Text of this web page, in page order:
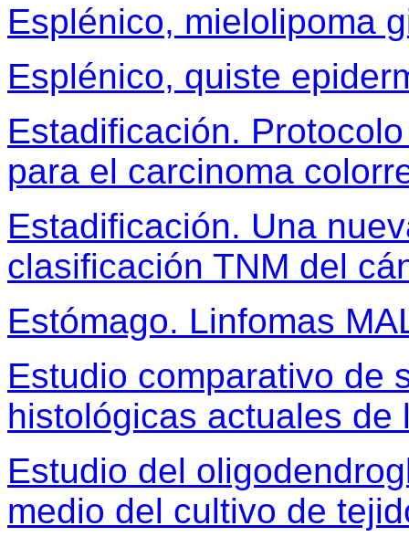
Esplénico, mielolipoma
Esplénico, quiste
Estadificación.
para el carcinoma
Estadificación. Una
clasificación TNM del
Estómago. Linfomas
Estudio comparativo de
histológicas actuales de
Estudio del
medio del cultivo de